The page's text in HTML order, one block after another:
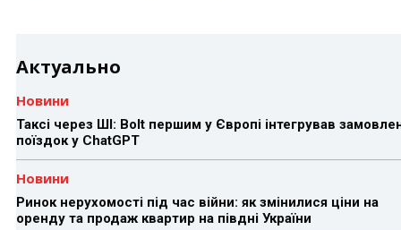
Актуально
Новини
Таксі через ШІ: Bolt першим у Європі інтегрував
поїздок у ChatGPT
Новини
Ринок нерухомості під час війни: як змінилися ціни на
оренду та продаж квартир на півдні України